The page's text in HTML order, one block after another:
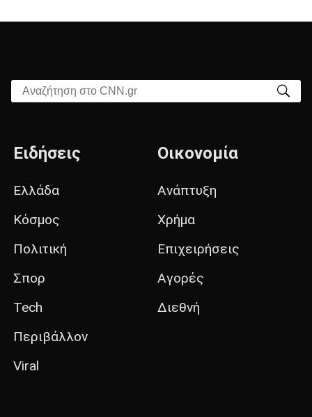
Αναζήτηση στο CNN.gr
Ειδήσεις
Ελλάδα
Κόσμος
Πολιτική
Σπορ
Tech
Περιβάλλον
Viral
Οικονομία
Ανάπτυξη
Χρήμα
Επιχειρήσεις
Αγορές
Διεθνή